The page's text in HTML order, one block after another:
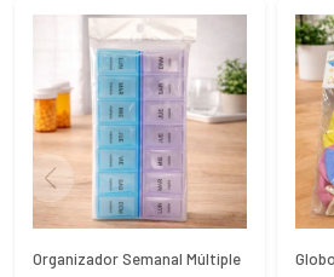
Organizador Semanal Múltiple